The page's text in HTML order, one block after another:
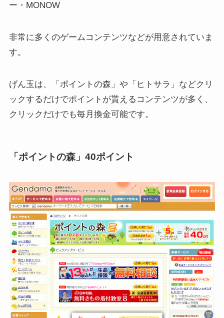
ー・MONOW
非常に多くのゲームコンテンツなどが用意されていま
す。
げん玉は、「ポイントの森」や「ヒトサラ」などクリ
ックするだけでポイントが貰えるコンテンツが多く、
クリックだけでも毎月換金可能です。
「ポイントの森」40ポイント